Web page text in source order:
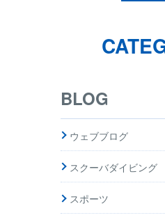
BLOG
ウェブブログ
スクーバダイビング
スポーツ